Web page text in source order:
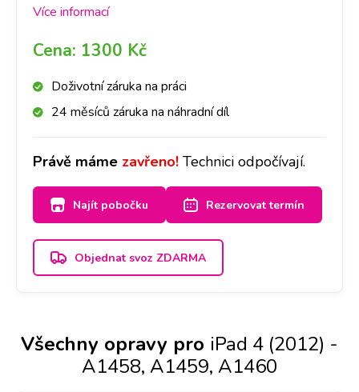
diagnostika závady. V některých případech zvládáme
zařízení do externího servisu.
Více informací
Cena: 1300 Kč
Doživotní záruka na práci
24 měsíců záruka na náhradní díl
Právě máme zavřeno! Technici odpočívají.
Najít pobočku Rezervovat termín
Objednat svoz ZDARMA
Všechny opravy pro iPad 4 (2012) -
A1458, A1459, A1460